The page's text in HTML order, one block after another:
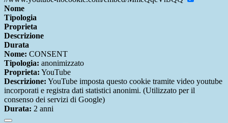
Nome
Tipologia
Proprieta
Descrizione
Durata
Nome: CONSENT
Tipologia: anonimizzato
Proprieta: YouTube
Descrizione: YouTube imposta questo cookie tramite video youtube
incorporati e registra dati statistici anonimi. (Utilizzato per il
consenso dei servizi di Google)
Durata: 2 anni